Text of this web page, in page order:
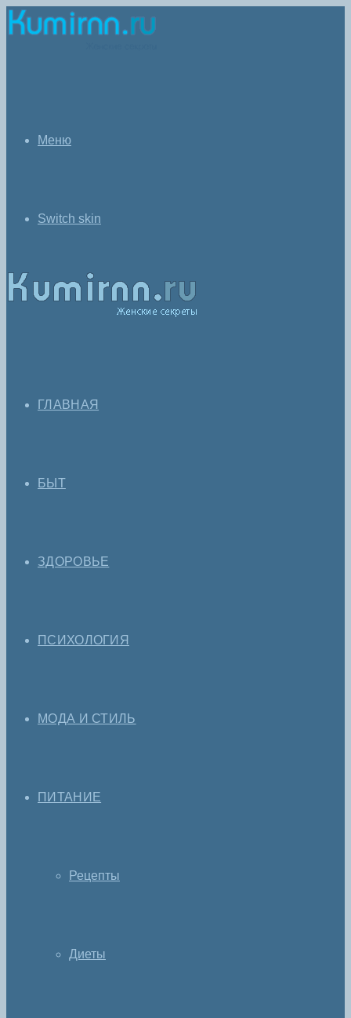
Меню
Switch skin
ГЛАВНАЯ
БЫТ
ЗДОРОВЬЕ
ПСИХОЛОГИЯ
МОДА И СТИЛЬ
ПИТАНИЕ
Рецепты
Диеты